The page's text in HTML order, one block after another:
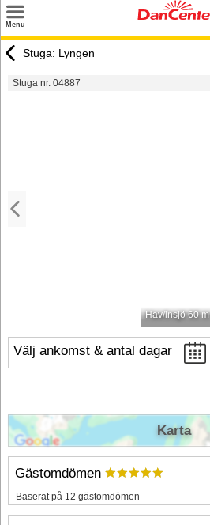
Menu
Tilbud
Stuga: Lyngen
Stuga nr. 04887
Hav/insjö 60 m
Välj ankomst & antal dagar
Gästomdömen
Baserat på 12 gästomdömen
Karta